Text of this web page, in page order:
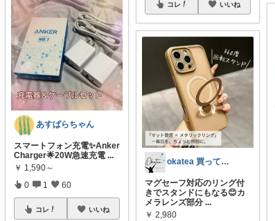
あすぱらちゃん
スマートフォン充電✨Anker
Charger🌟20W急速充電 ...
￥ 1,590～
0 1 60
コレ いいね
コレ いいね
okatea 買ってよかった
マグセーフ対応のリング付
きでスタンドにもなる😊カ
メラレンズ部分 ...
￥ 2,980